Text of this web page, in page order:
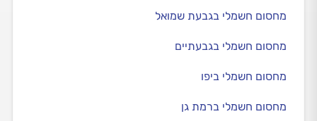
מחסום חשמלי בגבעת שמואל
מחסום חשמלי בגבעתיים
מחסום חשמלי ביפו
מחסום חשמלי ברמת גן